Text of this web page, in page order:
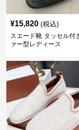
¥15,820 (税込)
スエード靴 タッセル付
ァー型レディース